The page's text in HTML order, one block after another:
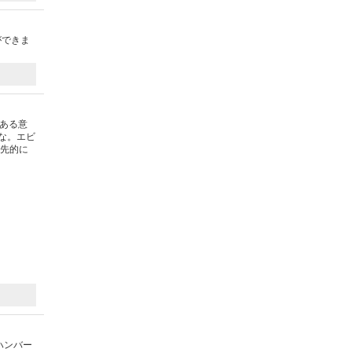
きま
る意
。エビ
的に
ンバー